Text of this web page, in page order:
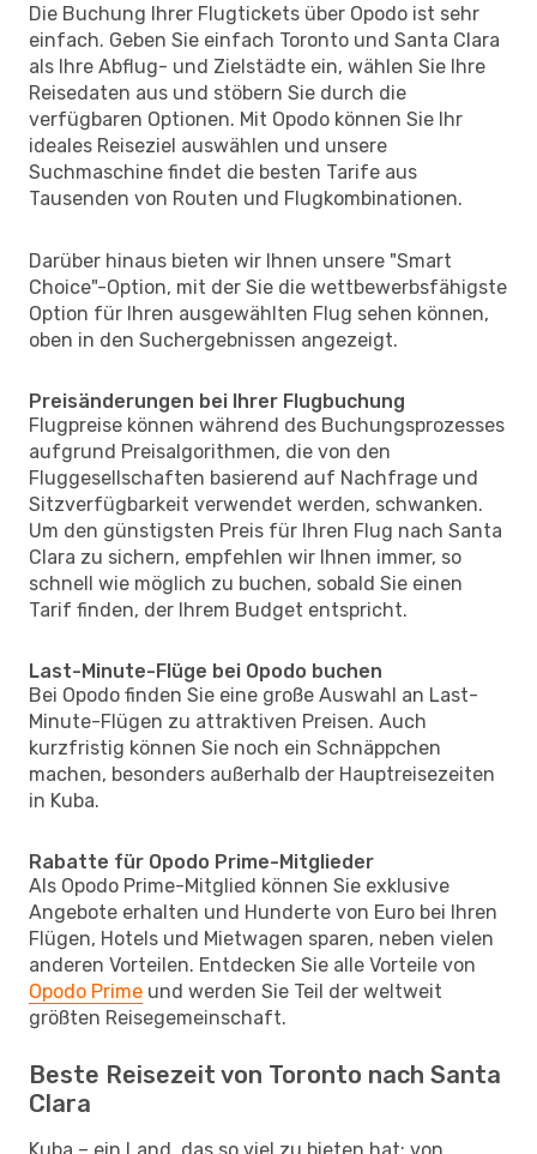
Die Buchung Ihrer Flugtickets über Opodo ist sehr
einfach. Geben Sie einfach Toronto und Santa Clara
als Ihre Abflug- und Zielstädte ein, wählen Sie Ihre
Reisedaten aus und stöbern Sie durch die
verfügbaren Optionen. Mit Opodo können Sie Ihr
ideales Reiseziel auswählen und unsere
Suchmaschine findet die besten Tarife aus
Tausenden von Routen und Flugkombinationen.
Darüber hinaus bieten wir Ihnen unsere "Smart
Choice"-Option, mit der Sie die wettbewerbsfähigste
Option für Ihren ausgewählten Flug sehen können,
oben in den Suchergebnissen angezeigt.
Preisänderungen bei Ihrer Flugbuchung
Flugpreise können während des Buchungsprozesses
aufgrund Preisalgorithmen, die von den
Fluggesellschaften basierend auf Nachfrage und
Sitzverfügbarkeit verwendet werden, schwanken.
Um den günstigsten Preis für Ihren Flug nach Santa
Clara zu sichern, empfehlen wir Ihnen immer, so
schnell wie möglich zu buchen, sobald Sie einen
Tarif finden, der Ihrem Budget entspricht.
Last-Minute-Flüge bei Opodo buchen
Bei Opodo finden Sie eine große Auswahl an Last-
Minute-Flügen zu attraktiven Preisen. Auch
kurzfristig können Sie noch ein Schnäppchen
machen, besonders außerhalb der Hauptreisezeiten
in Kuba.
Rabatte für Opodo Prime-Mitglieder
Als Opodo Prime-Mitglied können Sie exklusive
Angebote erhalten und Hunderte von Euro bei Ihren
Flügen, Hotels und Mietwagen sparen, neben vielen
anderen Vorteilen. Entdecken Sie alle Vorteile von
Opodo Prime und werden Sie Teil der weltweit
größten Reisegemeinschaft.
Beste Reisezeit von Toronto nach Santa
Clara